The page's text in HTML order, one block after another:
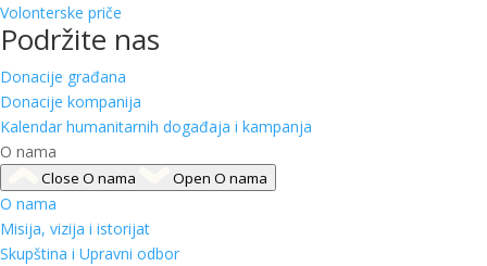
Volonterske priče
Podržite nas
Donacije građana
Donacije kompanija
Kalendar humanitarnih događaja i kampanja
O nama
Close O nama Open O nama
O nama
Misija, vizija i istorijat
Skupština i Upravni odbor